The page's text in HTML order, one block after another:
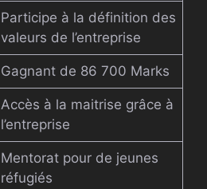
Participe à la définition des
valeurs de l’entreprise
Gagnant de 86 700 Marks
Accès à la maitrise grâce à
l’entreprise
Mentorat pour de jeunes
réfugiés